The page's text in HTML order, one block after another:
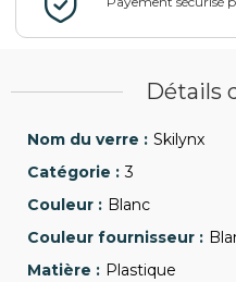
Détails
Skilynx
3
Blanc
Plastique